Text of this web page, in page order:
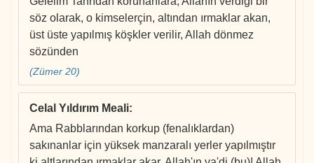
söz olarak, o kimselerçin, altından ırmaklar akan,
üst üste yapılmış köşkler verilir, Allah dönmez
sözünden
(Zümer 20)
Celal Yıldırım Meali:
Ama Rabblarından korkup (fenalıklardan)
sakınanlar için yüksek manzaralı yerler yapılmıştır